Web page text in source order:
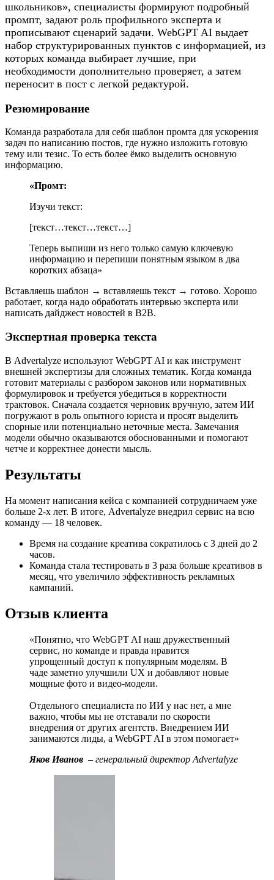
школьников», специалисты формируют подробный
промпт, задают роль профильного эксперта и
прописывают сценарий задачи. WebGPT AI выдает
набор структурированных пунктов с информацией, из
которых команда выбирает лучшие, при
необходимости дополнительно проверяет, а затем
переносит в пост с легкой редактурой.
Резюмирование
Команда разработала для себя шаблон промта для ускорения
задач по написанию постов, где нужно изложить готовую
тему или тезис. То есть более ёмко выделить основную
информацию.
«Промт:
Изучи текст:
[текст…текст…текст…]
Теперь выпиши из него только самую ключевую
информацию и перепиши понятным языком в два
коротких абзаца»
Вставляешь шаблон → вставляешь текст → готово. Хорошо
работает, когда надо обработать интервью эксперта или
написать дайджест новостей в В2В.
Экспертная проверка текста
В Advertalyze используют WebGPT AI и как инструмент
внешней экспертизы для сложных тематик. Когда команда
готовит материалы с разбором законов или нормативных
формулировок и требуется убедиться в корректности
трактовок. Сначала создается черновик вручную, затем ИИ
погружают в роль опытного юриста и просят выделить
спорные или потенциально неточные места. Замечания
модели обычно оказываются обоснованными и помогают
четче и корректнее донести мысль.
Результаты
На момент написания кейса с компанией сотрудничаем уже
больше 2-х лет. В итоге, Advertalyze внедрил сервис на всю
команду — 18 человек.
Время на создание креатива сократилось с 3 дней до 2
часов.
Команда стала тестировать в 3 раза больше креативов в
месяц, что увеличило эффективность рекламных
кампаний.
Отзыв клиента
«Понятно, что WebGPT AI наш дружественный
сервис, но команде и правда нравится
упрощенный доступ к популярным моделям. В
чаде заметно улучшили UX и добавляют новые
мощные фото и видео-модели.
Отдельного специалиста по ИИ у нас нет, а мне
важно, чтобы мы не отставали по скорости
внедрения от других агентств. Внедрением ИИ
занимаются лиды, а WebGPT AI в этом помогает»
Яков Иванов – генеральный директор Advertalyze